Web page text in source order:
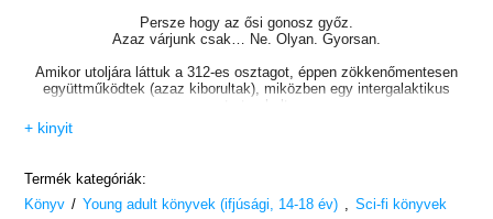
Persze hogy az ősi gonosz győz.
Azaz várjunk csak… Ne. Olyan. Gyorsan.
Amikor utoljára láttuk a 312-es osztagot, éppen zökkenőmentesen
együttműködtek (azaz kiborultak), miközben egy intergalaktikus
csata tombolt,
és egy ősi szuperfegyver a Föld elpusztításával fenyegetett.
De mint kiderült, nem minden vég egyenlő a véggel, és a csapatnak
van még egy utolsó esélye, hogy újraírja a saját története
befejezését.
+ kinyit
Termék kategóriák:
Könyv / Young adult könyvek (ifjúsági, 14-18 év)
Sci-fi könyvek